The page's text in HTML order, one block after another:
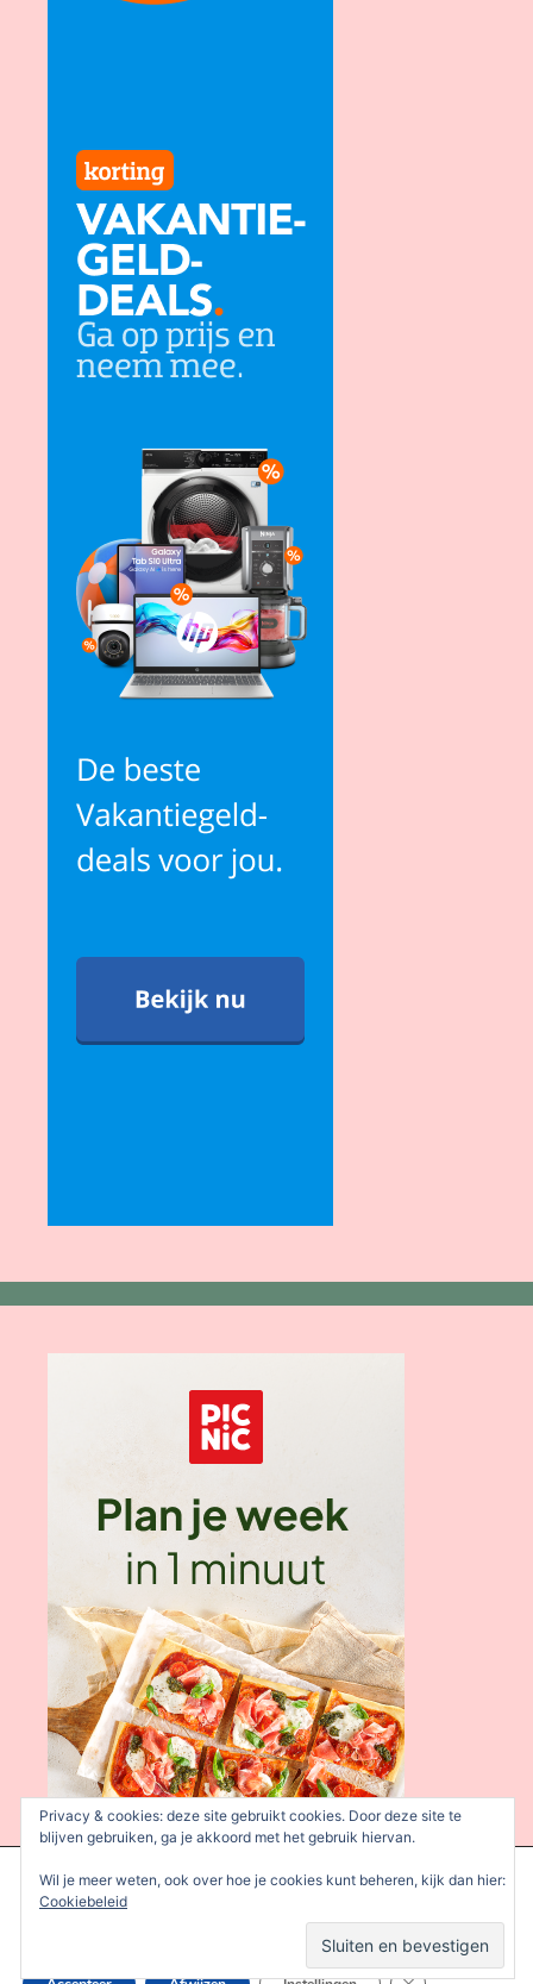
We gebruiken cookies om je de beste ervaring op onze site te
bieden.
Je kunt meer informatie vinden over welke cookies we gebruiken
Sluit AVG/
Privacy & cookies: deze site gebruikt cookies. Door deze site te
blijven gebruiken, ga je akkoord met het gebruik hiervan.
Wil je meer weten, ook over hoe je cookies kunt beheren, kijk dan hier:
Cookiebeleid